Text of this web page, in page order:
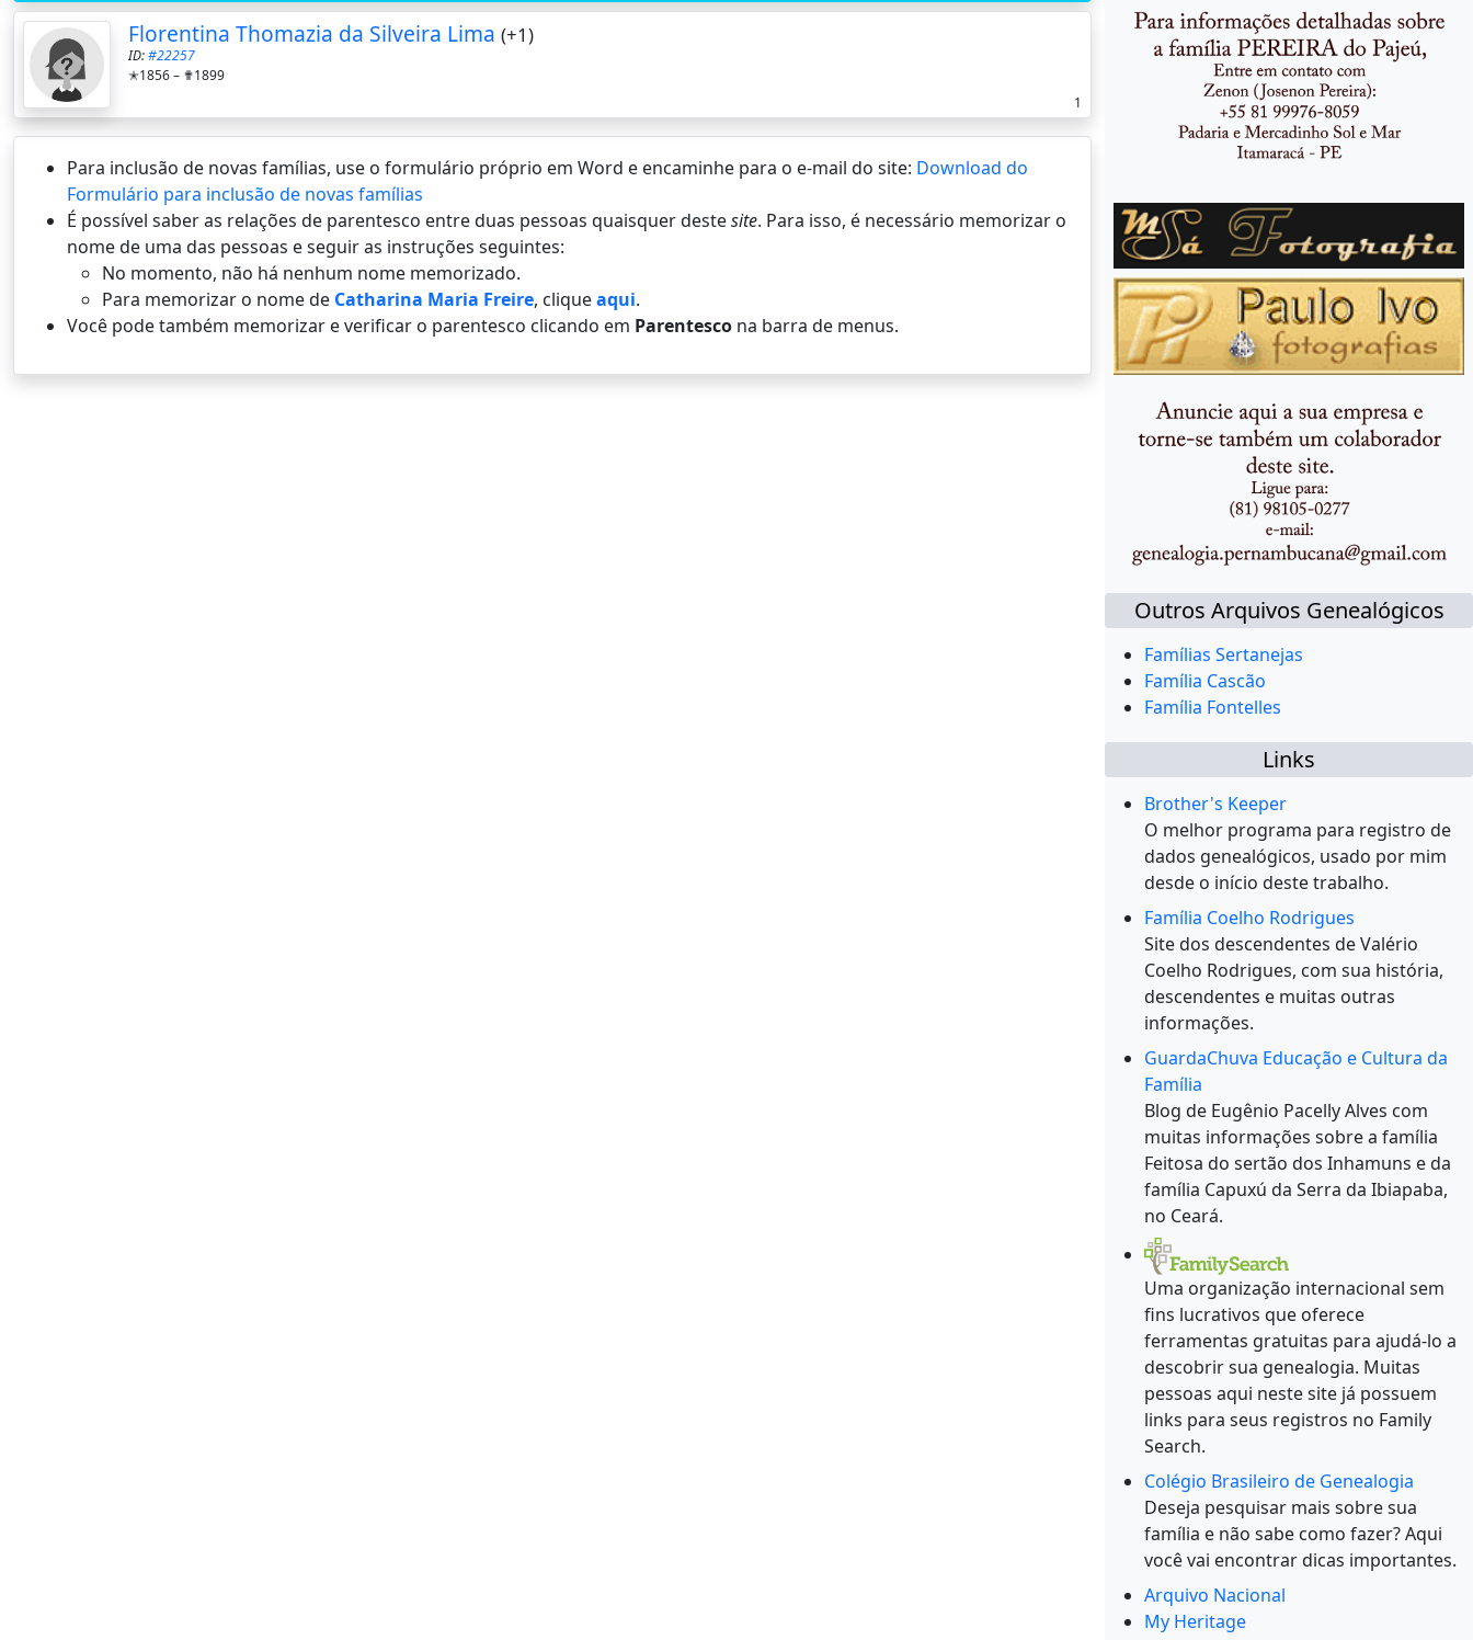
Florentina Thomazia da Silveira Lima (+1)
ID:#22257
✭1856 – ✟1899
1
Para inclusão de novas famílias, use o formulário próprio em Word e encaminhe para o e-mail do site: Download do
Formulário para inclusão de novas famílias
É possí­vel saber as relações de parentesco entre duas pessoas quaisquer destesite. Para isso, é necessário memorizar o
nome de uma das pessoas e seguir as instruções seguintes:
No momento, não há nenhum nome memorizado.
Para memorizar o nome de Catharina Maria Freire, cliqueaqui.
Você pode também memorizar e verificar o parentesco clicando em Parentesco na barra de menus.
Outros Arquivos Genealógicos
Famílias Sertanejas
Família Cascão
Família Fontelles
Links
Brother's Keeper
O melhor programa para registro de
dados genealógicos, usado por mim
desde o início deste trabalho.
Família Coelho Rodrigues
Site dos descendentes de Valério
Coelho Rodrigues, com sua história,
descendentes e muitas outras
informações.
GuardaChuva Educação e Cultura da
Família
Blog de Eugênio Pacelly Alves com
muitas informações sobre a família
Feitosa do sertão dos Inhamuns e da
família Capuxú da Serra da Ibiapaba,
no Ceará.
Uma organização internacional sem
fins lucrativos que oferece
ferramentas gratuitas para ajudá-lo a
descobrir sua genealogia. Muitas
pessoas aqui neste site já possuem
links para seus registros no Family
Search.
Colégio Brasileiro de Genealogia
Deseja pesquisar mais sobre sua
família e não sabe como fazer? Aqui
você vai encontrar dicas importantes.
Arquivo Nacional
My Heritage